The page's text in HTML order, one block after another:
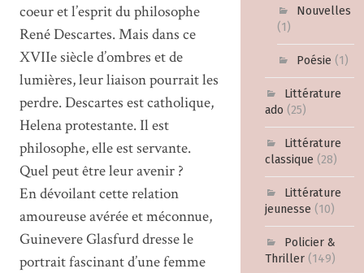
Nouvelles
(1)
Poésie (1)
Littérature
ado (25)
Littérature
classique (28)
Littérature
jeunesse (10)
Policier &
Thriller (149)
coeur et l’esprit du philosophe
René Descartes. Mais dans ce
XVIIe siècle d’ombres et de
lumières, leur liaison pourrait les
perdre. Descartes est catholique,
Helena protestante. Il est
philosophe, elle est servante.
Quel peut être leur avenir ?
En dévoilant cette relation
amoureuse avérée et méconnue,
Guinevere Glasfurd dresse le
portrait fascinant d’une femme